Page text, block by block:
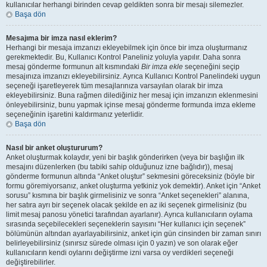
kullanıcılar herhangi birinden cevap geldikten sonra bir mesajı silemezler.
Başa dön
Mesajıma bir imza nasıl eklerim?
Herhangi bir mesaja imzanızı ekleyebilmek için önce bir imza oluşturmanız
gerekmektedir. Bu, Kullanıcı Kontrol Paneliniz yoluyla yapılır. Daha sonra
mesaj gönderme formunun alt kısmındaki Bir imza ekle seçeneğini seçip
mesajınıza imzanızı ekleyebilirsiniz. Ayrıca Kullanıcı Kontrol Panelindeki uygun
seçeneği işaretleyerek tüm mesajlarınıza varsayılan olarak bir imza
ekleyebilirsiniz. Buna rağmen dilediğiniz her mesaj için imzanızın eklenmesini
önleyebilirsiniz, bunu yapmak içinse mesaj gönderme formunda imza ekleme
seçeneğinin işaretini kaldırmanız yeterlidir.
Başa dön
Nasıl bir anket oluştururum?
Anket oluşturmak kolaydır, yeni bir başlık gönderirken (veya bir başlığın ilk
mesajını düzenlerken (bu tabiki sahip olduğunuz izne bağlıdır)), mesaj
gönderme formunun altında “Anket oluştur” sekmesini göreceksiniz (böyle bir
formu göremiyorsanız, anket oluşturma yetkiniz yok demektir). Anket için “Anket
sorusu” kısmına bir başlık girmelisiniz ve sonra “Anket seçenekleri” alanına,
her satıra ayrı bir seçenek olacak şekilde en az iki seçenek girmelisiniz (bu
limit mesaj panosu yönetici tarafından ayarlanır). Ayrıca kullanıcıların oylama
sırasında seçebilecekleri seçeneklerin sayısını “Her kullanıcı için seçenek”
bölümünün altından ayarlayabilirsiniz, anket için gün cinsinden bir zaman sınırı
belirleyebilirsiniz (sınırsız sürede olması için 0 yazın) ve son olarak eğer
kullanıcıların kendi oylarını değiştirme izni varsa oy verdikleri seçeneği
değiştirebilirler.